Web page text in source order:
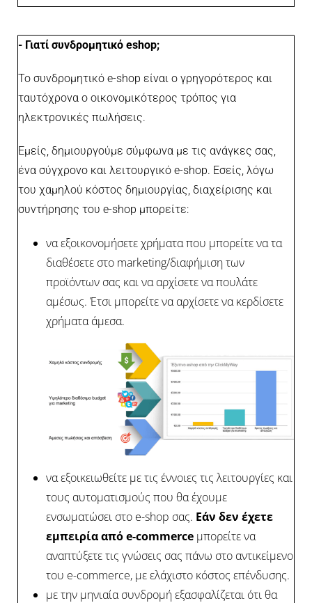
- Γιατί συνδρομητικό eshop;
Το συνδρομητικό e-shop είναι ο γρηγορότερος και
ταυτόχρονα ο οικονομικότερος τρόπος για
ηλεκτρονικές πωλήσεις.
Εμείς, δημιουργούμε σύμφωνα με τις ανάγκες σας,
ένα σύγχρονο και λειτουργικό e-shop. Εσείς, λόγω
του χαμηλού κόστος δημιουργίας, διαχείρισης και
συντήρησης του e-shop μπορείτε:
να εξοικονομήσετε χρήματα που μπορείτε να τα
διαθέσετε στο marketing/διαφήμιση των
προϊόντων σας και να αρχίσετε να πουλάτε
αμέσως. Έτσι μπορείτε να αρχίσετε να κερδίσετε
χρήματα άμεσα.
να εξοικειωθείτε με τις έννοιες τις λειτουργίες και
τους αυτοματισμούς που θα έχουμε
ενσωματώσει στο e-shop σας. Εάν δεν έχετε
εμπειρία από e-commerce μπορείτε να
αναπτύξετε τις γνώσεις σας πάνω στο αντικείμενο
του e-commerce, με ελάχιστο κόστος επένδυσης.
με την μηνιαία συνδρομή εξασφαλίζεται ότι θα